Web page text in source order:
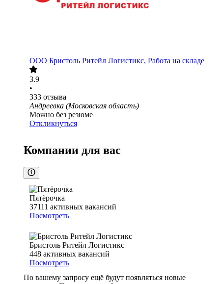
ООО Бристоль Ритейл Логистикс, Работа на складе
3.9
•
333 отзыва
Андреевка (Московская область)
Можно без резюме
Откликнуться
Компании для вас
Пятёрочка
37111 активных вакансий
Посмотреть
Бристоль Ритейл Логистикс
448 активных вакансий
Посмотреть
По вашему запросу ещё будут появляться новые